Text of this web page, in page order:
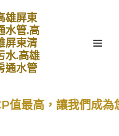
雄屏東
水管.高
屏東清
水.高雄
通水管
，讓我們成為您環